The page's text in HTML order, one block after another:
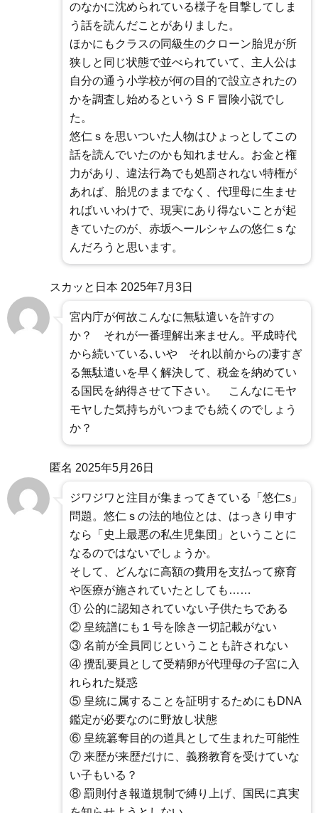
のなかに沈められている様子を目撃してしま
う話を読んだことがありました。
ほかにもクラスの同級生のクローン胎児が所
狭しと同じ状態で並べられていて、主人公は
自分の通う小学校が何の目的で設立されたの
かを調査し始めるというＳＦ冒険小説でし
た。
悠仁ｓを思いついた人物はひょっとしてこの
話を読んでいたのかも知れません。お金と権
力があり、違法行為でも処罰されない特権が
あれば、胎児のままでなく、代理母に生ませ
ればいいわけで、現実にあり得ないことが起
きていたのが、赤坂ヘールシャムの悠仁ｓな
んだろうと思います。
スカッと日本 2025年7月3日
宮内庁が何故こんなに無駄遣いを許すの
か？ それが一番理解出来ません。平成時代
から続いている､いや それ以前からの凄すぎ
る無駄遣いを早く解決して、税金を納めてい
る国民を納得させて下さい。 こんなにモヤ
モヤした気持ちがいつまでも続くのでしょう
か？
匿名 2025年5月26日
ジワジワと注目が集まってきている「悠仁s」
問題。悠仁ｓの法的地位とは、はっきり申す
なら「史上最悪の私生児集団」ということに
なるのではないでしょうか。
そして、どんなに高額の費用を支払って療育
や医療が施されていたとしても……
① 公的に認知されていない子供たちである
② 皇統譜にも１号を除き一切記載がない
③ 名前が全員同じということも許されない
④ 攪乱要員として受精卵が代理母の子宮に入
れられた疑惑
⑤ 皇統に属することを証明するためにもDNA
鑑定が必要なのに野放し状態
⑥ 皇統簒奪目的の道具として生まれた可能性
⑦ 来歴が来歴だけに、義務教育を受けていな
い子もいる？
⑧ 罰則付き報道規制で縛り上げ、国民に真実